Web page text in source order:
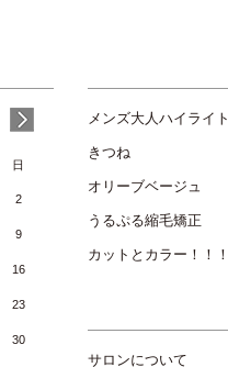
日
2
9
16
23
30
メンズ大人ハイライト
きつね
オリーブベージュ
うるぷる縮毛矯正
カットとカラー！！！
サロンについて